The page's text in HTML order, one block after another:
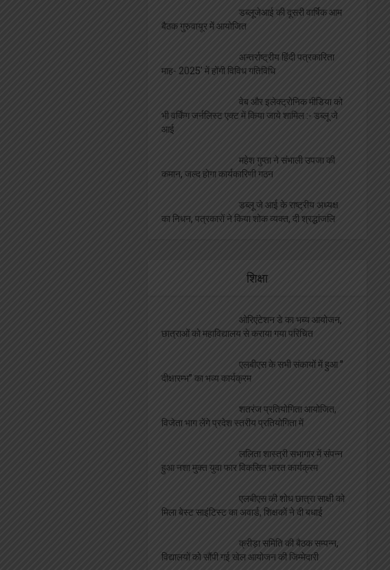
डब्लूजेआई की दूसरी वार्षिक आम
बैठक गुरुवायूर में आयोजित
अन्तर्राष्ट्रीय हिंदी पत्रकारिता
माह- 2025′ में होंगी विविध गतिविधि
वेब और इलेक्ट्रोनिक मीडिया को
भी वर्किंग जर्नलिस्ट एक्ट में किया जाये शामिल :- डब्लू जे
आई
महेश गुप्ता ने संभाली उपजा की
कमान, जल्द होगा कार्यकारिणी गठन
डब्लू जे आई के राष्ट्रीय अध्यक्ष
का निधन, पत्रकारों ने किया शोक व्यक्त, दी श्रद्धांजलि
शिक्षा
ओरिएंटेशन डे का भब्य आयोजन,
छात्राओं को महाविद्यालय से कराया गया परिचित
एलबीएस के सभी संकायों में हुआ ”
दीक्षारम्भ” का भव्य कार्यक्रम
शतरंज प्रतियोगिता आयोजित,
विजेता भाग लेंगे प्रदेश स्तरीय प्रतियोगिता में
ललिता शास्त्री सभागार में संपन्न
हुआ नशा मुक्त युवा फार विकसित भारत कार्यक्रम
एलबीएस की शोध छात्रा साक्षी को
मिला बेस्ट साइंटिस्ट का अवार्ड, शिक्षकों ने दी बधाई
क्रीड़ा समिति की बैठक सम्पन्न,
विद्यालयों को सौंपी गई खेल आयोजन की जिम्मेदारी